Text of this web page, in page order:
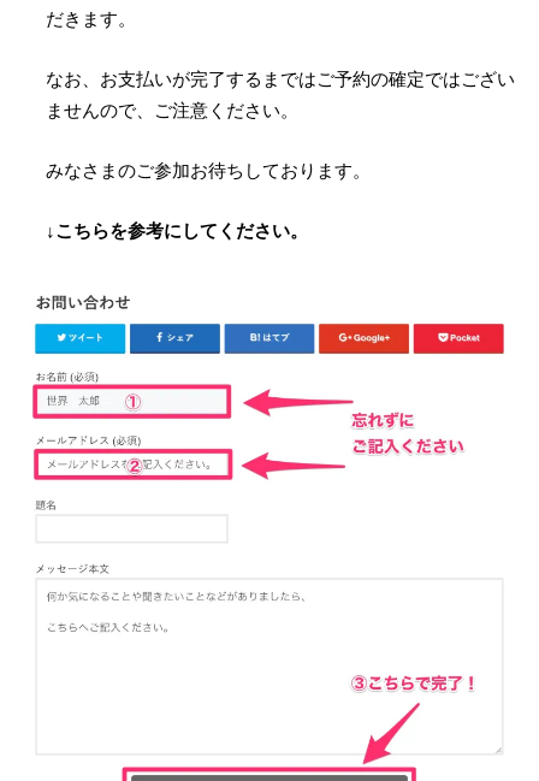
だきます。
なお、お支払いが完了するまではご予約の確定ではござい
ませんので、ご注意ください。
みなさまのご参加お待ちしております。
↓こちらを参考にしてください。